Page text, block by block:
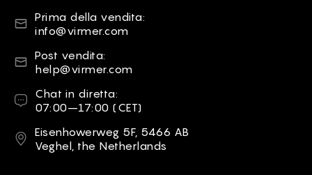
emailPrima della vendita:
info@virmer.com
emailPost vendita:
help@virmer.com
Chat in diretta
Chat in diretta:
07:00–17:00 (CET)
Indirizzo
Eisenhowerweg 5F, 5466 AB
Veghel, the Netherlands